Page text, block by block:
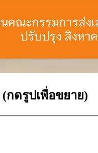
(กดรูปเพื่อขยาย)